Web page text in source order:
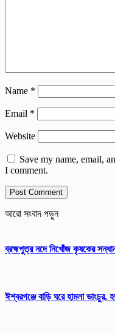
Name *
Email *
Website
Save my name, email,
I comment.
আরো সংবাদ পড়ুন
ব্রহ্মপুত্র নদে নিখোঁজ কৃষকের
ঈশ্বরগঞ্জে বাড়ি ঘরে হামলা ভাংচুর,